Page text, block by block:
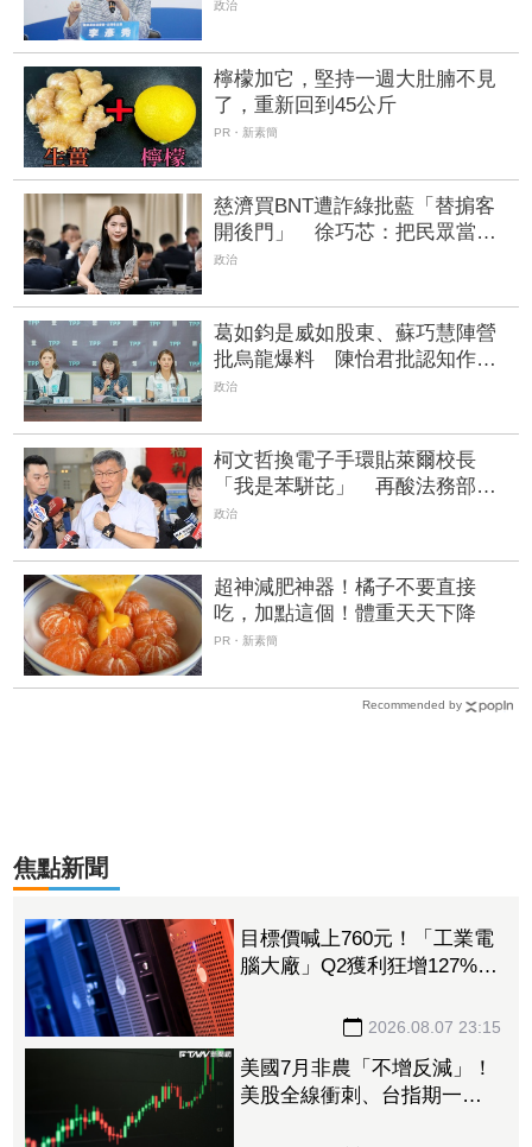
政治
檸檬加它，堅持一週大肚腩不見
了，重新回到45公斤
PR・新素簡
慈濟買BNT遭詐綠批藍「替掮客
開後門」 徐巧芯：把民眾當金
魚腦洗記憶
政治
葛如鈞是威如股東、蘇巧慧陣營
批烏龍爆料 陳怡君批認知作
戰：股東本不用揭露
政治
柯文哲換電子手環貼萊爾校長
「我是苯駢芘」 再酸法務部展
示刑具：下次換電子項圈？
政治
超神減肥神器！橘子不要直接
吃，加點這個！體重天天下降
PR・新素簡
Recommended by
焦點新聞
目標價喊上760元！「工業電
腦大廠」Q2獲利狂增127%
2026.08.07 23:15
美國7月非農「不增反減」！
美股全線衝刺、台指期一度